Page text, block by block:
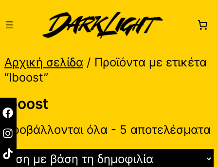
to
Αρχική σελίδα / Προϊόντα με ετικέτα
“Iboost”
Iboost
Προβάλλονται όλα - 5 αποτελέσματα